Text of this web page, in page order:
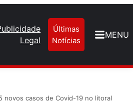
Legal
Últimas
Notícias
MENU
novos casos de Covid-19 no litoral